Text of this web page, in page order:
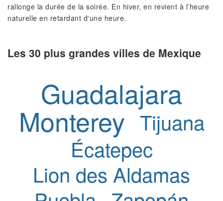
rallonge la durée de la soirée. En hiver, en revient à l’heure
naturelle en retardant d'une heure.
Les 30 plus grandes villes de Mexique
Guadalajara
Monterey Tijuana
Écatepec
Lion des Aldamas